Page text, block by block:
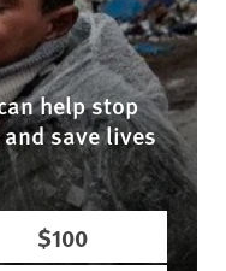
help stop
save lives
$100